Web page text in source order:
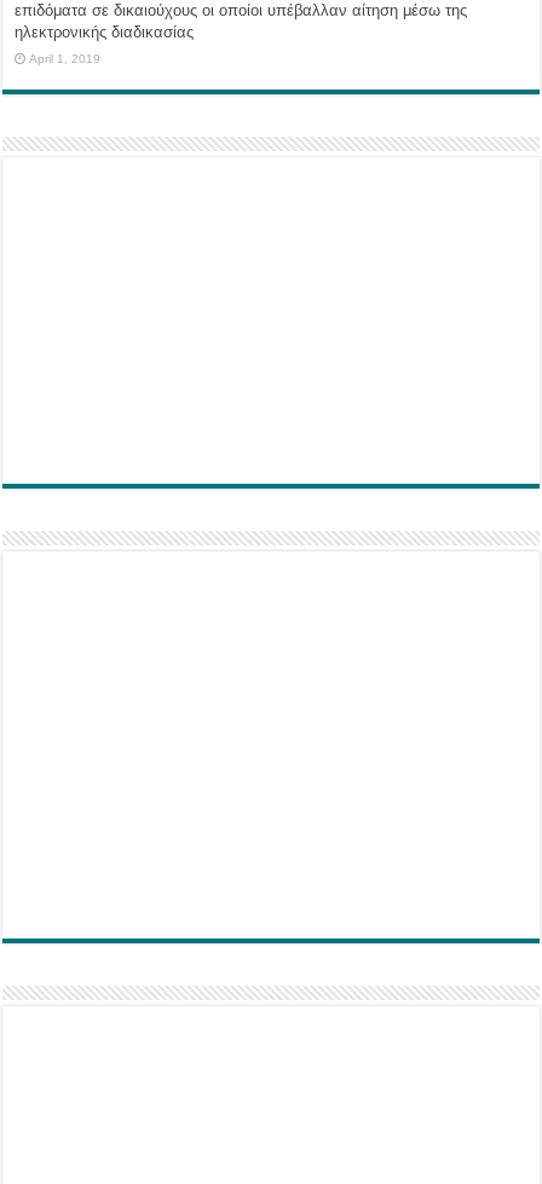
επιδόματα σε δικαιούχους οι οποίοι υπέβαλλαν αίτηση μέσω της
ηλεκτρονικής διαδικασίας
April 1, 2019